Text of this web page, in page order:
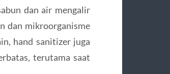
dan air mengalir
dan mikroorganisme
hand sanitizer juga
terutama saat